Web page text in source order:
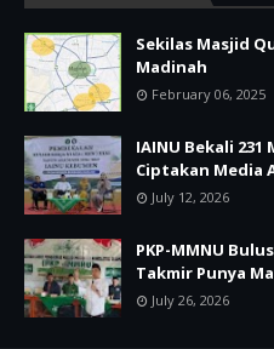
Sekilas Masjid
Madinah
February 06, 2025
IAINU Bekali 231
Ciptakan Media
July 12, 2026
PKP-MMNU
Takmir Punya
July 26, 2026